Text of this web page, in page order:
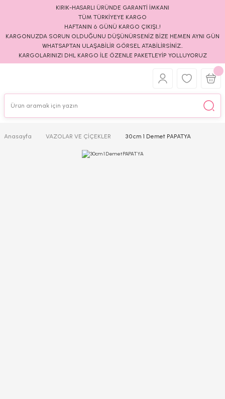
KIRIK-HASARLI ÜRÜNDE GARANTİ İMKANI
TÜM TÜRKİYEYE KARGO
HAFTANIN 6 GÜNÜ KARGO ÇIKIŞI..!
KARGONUZDA SORUN OLDUĞUNU DÜŞÜNÜRSENİZ BİZE HEMEN AYNI GÜN
WHATSAPTAN ULAŞABİLİR GÖRSEL ATABİLİRSİNİZ..
KARGOLARINIZI DHL KARGO İLE ÖZENLE PAKETLEYİP YOLLUYORUZ
Anasayfa VAZOLAR VE ÇİÇEKLER 30cm 1 Demet PAPATYA